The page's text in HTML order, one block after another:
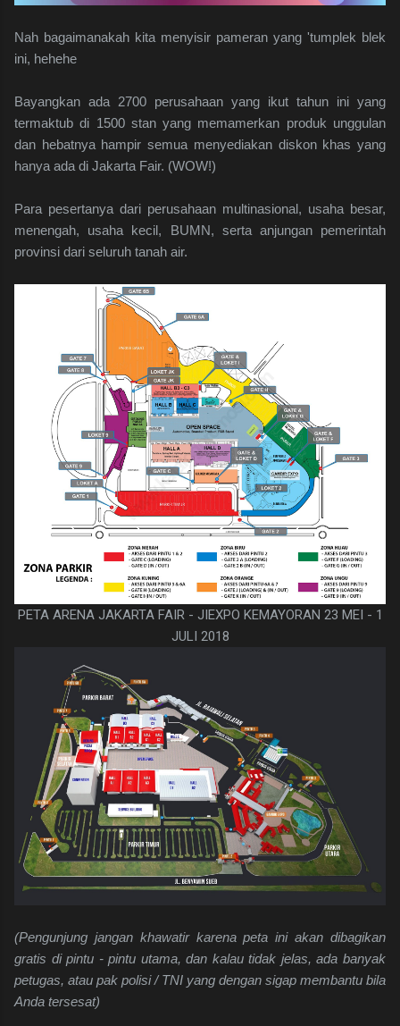
Nah bagaimanakah kita menyisir pameran yang 'tumplek blek
ini, hehehe
Bayangkan ada 2700 perusahaan yang ikut tahun ini yang
termaktub di 1500 stan yang memamerkan produk unggulan
dan hebatnya hampir semua menyediakan diskon khas yang
hanya ada di Jakarta Fair. (WOW!)
Para pesertanya dari perusahaan multinasional, usaha besar,
menengah, usaha kecil, BUMN, serta anjungan pemerintah
provinsi dari seluruh tanah air.
PETA ARENA JAKARTA FAIR - JIEXPO KEMAYORAN 23 MEI - 1
JULI 2018
(Pengunjung jangan khawatir karena peta ini akan dibagikan
gratis di pintu - pintu utama, dan kalau tidak jelas, ada banyak
petugas, atau pak polisi / TNI yang dengan sigap membantu bila
Anda tersesat)